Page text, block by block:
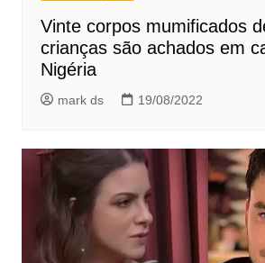
Vinte corpos mumificados
crianças são achados em
Nigéria
mark ds 19/08/2022